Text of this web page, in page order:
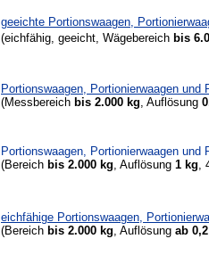
geeichte Portionswaagen,
(eichfähig, geeicht, Wägebereich bis
Portionswaagen, Portionierwaagen und
(Messbereich bis 2.000 kg, Auflösung
Portionswaagen, Portionierwaagen und
(Bereich bis 2.000 kg, Auflösung 1 kg,
eichfähige Portionswaagen,
(Bereich bis 2.000 kg, Auflösung ab